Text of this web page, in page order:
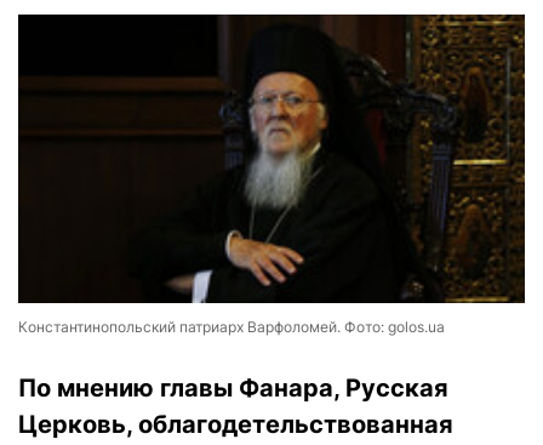
Константинопольский патриарх Варфоломей. Фото: golos.ua
По мнению главы Фанара, Русская
Церковь, облагодетельствованная